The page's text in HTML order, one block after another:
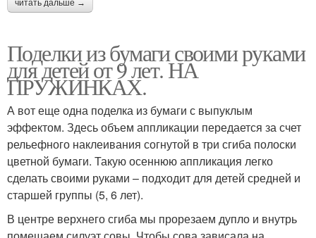
читать дальше →
Поделки из бумаги своими руками
для детей от 9 лет. НА
ПРУЖИНКАХ.
А вот еще одна поделка из бумаги с выпуклым
эффектом. Здесь объем аппликации передается за счет
рельефного наклеивания согнутой в три сгиба полоски
цветной бумаги. Такую осеннюю аппликация легко
сделать своими руками – подходит для детей средней и
старшей группы (5, 6 лет).
В центре верхнего сгиба мы прорезаем дупло и внутрь